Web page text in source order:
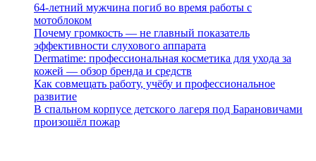
64-летний мужчина погиб во время работы с
мотоблоком
Почему громкость — не главный показатель
эффективности слухового аппарата
Dermatime: профессиональная косметика для ухода за
кожей — обзор бренда и средств
Как совмещать работу, учёбу и профессиональное
развитие
В спальном корпусе детского лагеря под Барановичами
произошёл пожар